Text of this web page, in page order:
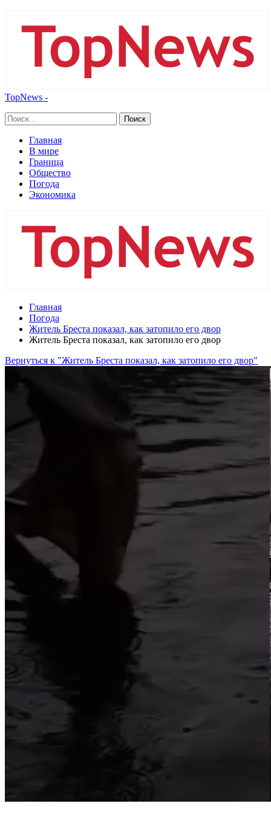
TopNews -
Главная
В мире
Граница
Общество
Погода
Экономика
Главная
Погода
Житель Бреста показал, как затопило его двор
Житель Бреста показал, как затопило его двор
Вернуться к "Житель Бреста показал, как затопило его двор"